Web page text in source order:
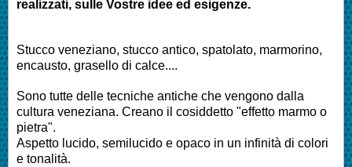
realizzati, sulle Vostre idee ed esigenze.
Stucco veneziano, stucco antico, spatolato, marmorino,
encausto, grasello di calce....
Sono tutte delle tecniche antiche che vengono dalla
cultura veneziana. Creano il cosiddetto "effetto marmo o
pietra".
Aspetto lucido, semilucido e opaco in un infinità di colori
e tonalità.